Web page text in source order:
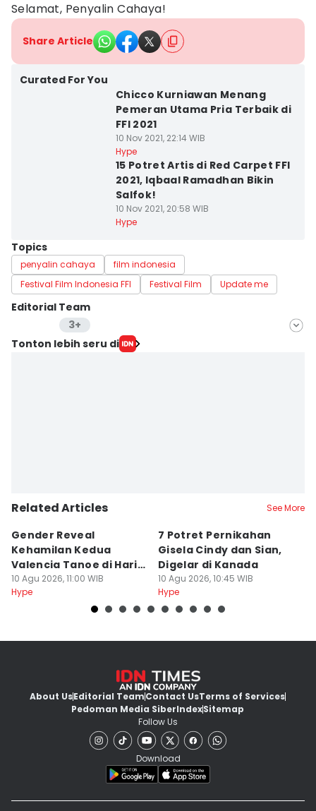
Selamat, Penyalin Cahaya!
Share Article
Curated For You
Chicco Kurniawan Menang
Pemeran Utama Pria Terbaik di
FFI 2021
10 Nov 2021, 22:14 WIB
Hype
15 Potret Artis di Red Carpet FFI
2021, Iqbaal Ramadhan Bikin
Salfok!
10 Nov 2021, 20:58 WIB
Hype
Topics
penyalin cahaya
film indonesia
Festival Film Indonesia FFI
Festival Film Update me
Editorial Team
3+
Editor
Tonton lebih seru di
Related Articles See More
Gender Reveal
Kehamilan Kedua
Valencia Tanoe di Hari
Ultah Kevin Sanjaya
10 Agu 2026, 11:00 WIB
Hype
7 Potret Pernikahan
Gisela Cindy dan Sian,
Digelar di Kanada
10 Agu 2026, 10:45 WIB
Hype
About UsEditorial TeamContact UsTerms of Services
Pedoman Media SiberIndexSitemap
Follow Us
Download